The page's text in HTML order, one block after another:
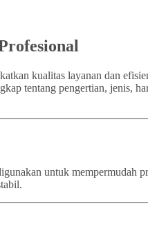
kualitas layanan dan
tentang pengertian, jenis,
untuk mempermudah